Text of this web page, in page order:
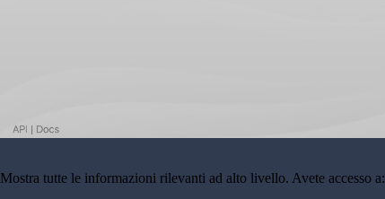
Mostra tutte le informazioni rilevanti ad alto livello. Avete accesso a: